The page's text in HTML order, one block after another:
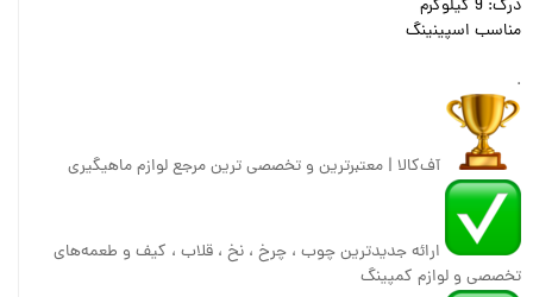
درگ:‌ 9 کیلوگرم
مناسب اسپینینگ
.
آف‌کالا | معتبرترین و تخصصی ترین مرجع لوازم ماهیگیری
ارائه جدیدترین چوب ، چرخ ، نخ ، قلاب ، کیف و طعمه‌های
تخصصی و لوازم کمپینگ